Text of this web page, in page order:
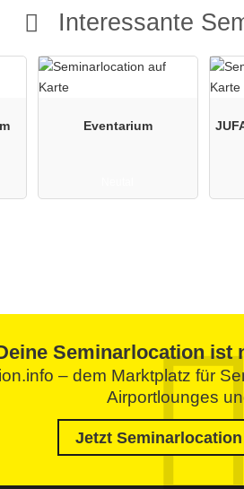
Interessante
Eventarium
Seminarlocation ist
– dem Marktplatz für
Airportlounges
Jetzt